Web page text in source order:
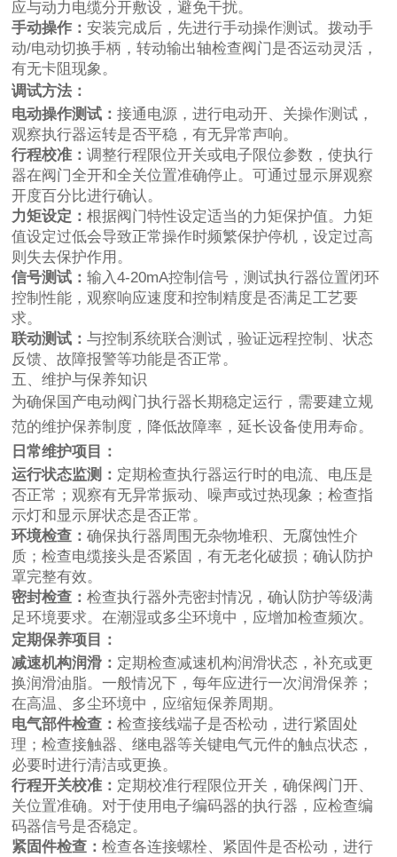
应与动力电缆分开敷设，避免干扰。
手动操作：安装完成后，先进行手动操作测试。拨动手
动/电动切换手柄，转动输出轴检查阀门是否运动灵活，
有无卡阻现象。
调试方法：
电动操作测试：接通电源，进行电动开、关操作测试，
观察执行器运转是否平稳，有无异常声响。
行程校准：调整行程限位开关或电子限位参数，使执行
器在阀门全开和全关位置准确停止。可通过显示屏观察
开度百分比进行确认。
力矩设定：根据阀门特性设定适当的力矩保护值。力矩
值设定过低会导致正常操作时频繁保护停机，设定过高
则失去保护作用。
信号测试：输入4-20mA控制信号，测试执行器位置闭环
控制性能，观察响应速度和控制精度是否满足工艺要
求。
联动测试：与控制系统联合测试，验证远程控制、状态
反馈、故障报警等功能是否正常。
五、维护与保养知识
为确保国产电动阀门执行器长期稳定运行，需要建立规
范的维护保养制度，降低故障率，延长设备使用寿命。
日常维护项目：
运行状态监测： 定期检查执行器运行时的电流、电压是
否正常；观察有无异常振动、噪声或过热现象；检查指
示灯和显示屏状态是否正常。
环境检查：确保执行器周围无杂物堆积、无腐蚀性介
质；检查电缆接头是否紧固，有无老化破损；确认防护
罩完整有效。
密封检查：检查执行器外壳密封情况，确认防护等级满
足环境要求。在潮湿或多尘环境中，应增加检查频次。
定期保养项目：
减速机构润滑： 定期检查减速机构润滑状态，补充或更
换润滑油脂。一般情况下，每年应进行一次润滑保养；
在高温、多尘环境中，应缩短保养周期。
电气部件检查：检查接线端子是否松动，进行紧固处
理；检查接触器、继电器等关键电气元件的触点状态，
必要时进行清洁或更换。
行程开关校准： 定期校准行程限位开关，确保阀门开、
关位置准确。对于使用电子编码器的执行器，应检查编
码器信号是否稳定。
紧固件检查：检查各连接螺栓、紧固件是否松动，进行